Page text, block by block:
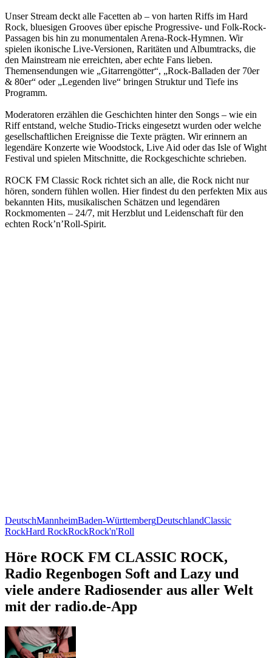
Unser Stream deckt alle Facetten ab – von harten Riffs im Hard
Rock, bluesigen Grooves über epische Progressive- und Folk-Rock-
Passagen bis hin zu monumentalen Arena-Rock-Hymnen. Wir
spielen ikonische Live-Versionen, Raritäten und Albumtracks, die
den Mainstream nie erreichten, aber echte Fans lieben.
Themensendungen wie „Gitarrengötter“, „Rock-Balladen der 70er
& 80er“ oder „Legenden live“ bringen Struktur und Tiefe ins
Programm.
Moderatoren erzählen die Geschichten hinter den Songs – wie ein
Riff entstand, welche Studio-Tricks eingesetzt wurden oder welche
gesellschaftlichen Ereignisse die Texte prägten. Wir erinnern an
legendäre Konzerte wie Woodstock, Live Aid oder das Isle of Wight
Festival und spielen Mitschnitte, die Rockgeschichte schrieben.
ROCK FM Classic Rock richtet sich an alle, die Rock nicht nur
hören, sondern fühlen wollen. Hier findest du den perfekten Mix aus
bekannten Hits, musikalischen Schätzen und legendären
Rockmomenten – 24/7, mit Herzblut und Leidenschaft für den
echten Rock’n’Roll-Spirit.
DeutschMannheimBaden-WürttembergDeutschlandClassic
RockHard RockRockRock'n'Roll
Höre ROCK FM CLASSIC ROCK,
Radio Regenbogen Soft and Lazy und
viele andere Radiosender aus aller Welt
mit der radio.de-App